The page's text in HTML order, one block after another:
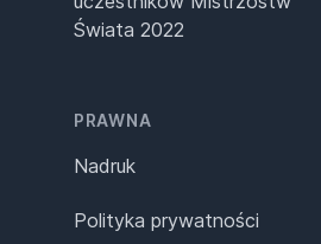
Świata 2022
PRAWNA
Nadruk
Polityka prywatności